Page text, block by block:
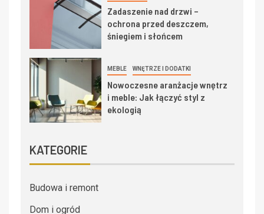
Zadaszenie nad drzwi –
ochrona przed deszczem,
śniegiem i słońcem
MEBLE WNĘTRZE I DODATKI
Nowoczesne aranżacje wnętrz
i meble: Jak łączyć styl z
ekologią
KATEGORIE
Budowa i remont
Dom i ogród